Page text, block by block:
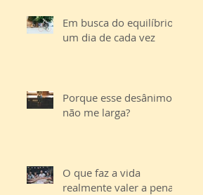
Em busca do equilíbrio,
um dia de cada vez
Porque esse desânimo
não me larga?
O que faz a vida
realmente valer a pena?